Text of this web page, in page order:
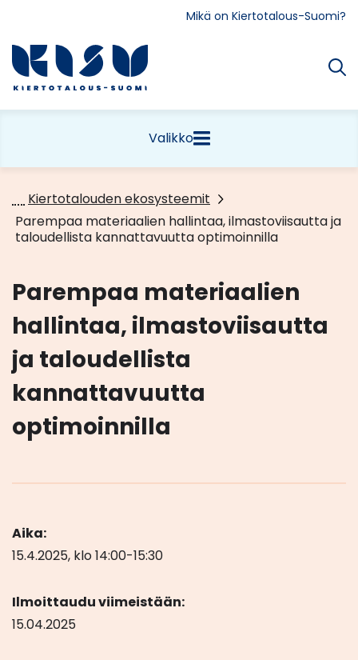
Mikä on Kiertotalous-Suomi?
Etusivu
Valikko
Kiertotalouden ekosysteemit
Parempaa materiaalien hallintaa, ilmastoviisautta ja
taloudellista kannattavuutta optimoinnilla
Parempaa materiaalien
hallintaa, ilmastoviisautta
ja taloudellista
kannattavuutta
optimoinnilla
Aika:
15.4.2025, klo 14:00-15:30
Ilmoittaudu viimeistään:
15.04.2025